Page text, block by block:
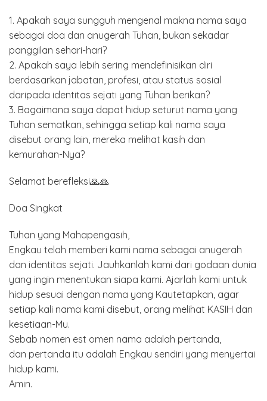
1. Apakah saya sungguh mengenal makna nama saya
sebagai doa dan anugerah Tuhan, bukan sekadar
panggilan sehari-hari?
2. Apakah saya lebih sering mendefinisikan diri
berdasarkan jabatan, profesi, atau status sosial
daripada identitas sejati yang Tuhan berikan?
3. Bagaimana saya dapat hidup seturut nama yang
Tuhan sematkan, sehingga setiap kali nama saya
disebut orang lain, mereka melihat kasih dan
kemurahan-Nya?
Selamat berefleksi🙏🙏
Doa Singkat
Tuhan yang Mahapengasih,
Engkau telah memberi kami nama sebagai anugerah
dan identitas sejati. Jauhkanlah kami dari godaan dunia
yang ingin menentukan siapa kami. Ajarlah kami untuk
hidup sesuai dengan nama yang Kautetapkan, agar
setiap kali nama kami disebut, orang melihat KASIH dan
kesetiaan-Mu.
Sebab nomen est omen nama adalah pertanda,
dan pertanda itu adalah Engkau sendiri yang menyertai
hidup kami.
Amin.